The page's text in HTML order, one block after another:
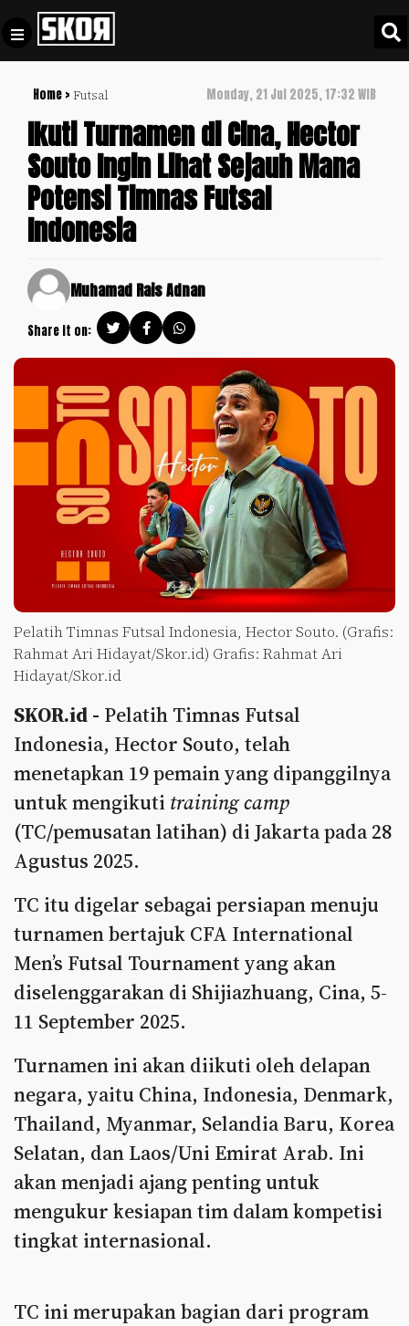
Home > Futsal Monday, 21 Jul 2025, 17:32 WIB
Ikuti Turnamen di Cina, Hector
Souto Ingin Lihat Sejauh Mana
Potensi Timnas Futsal
Indonesia
Muhamad Rais Adnan
Share it on:
Pelatih Timnas Futsal Indonesia, Hector Souto. (Grafis:
Rahmat Ari Hidayat/Skor.id) Grafis: Rahmat Ari
Hidayat/Skor.id
SKOR.id - Pelatih Timnas Futsal
Indonesia, Hector Souto, telah
menetapkan 19 pemain yang dipanggilnya
untuk mengikuti training camp
(TC/pemusatan latihan) di Jakarta pada 28
Agustus 2025.
TC itu digelar sebagai persiapan menuju
turnamen bertajuk CFA International
Men’s Futsal Tournament yang akan
diselenggarakan di Shijiazhuang, Cina, 5-
11 September 2025.
Turnamen ini akan diikuti oleh delapan
negara, yaitu China, Indonesia, Denmark,
Thailand, Myanmar, Selandia Baru, Korea
Selatan, dan Laos/Uni Emirat Arab. Ini
akan menjadi ajang penting untuk
mengukur kesiapan tim dalam kompetisi
tingkat internasional.
TC ini merupakan bagian dari program
Football +
Culture +
Sports
Update
+
Timnas
Indonesia
Video
Policy
Pedoman
Pemberitaan
Media
Siber
Disclaimer
Tentang
Kami